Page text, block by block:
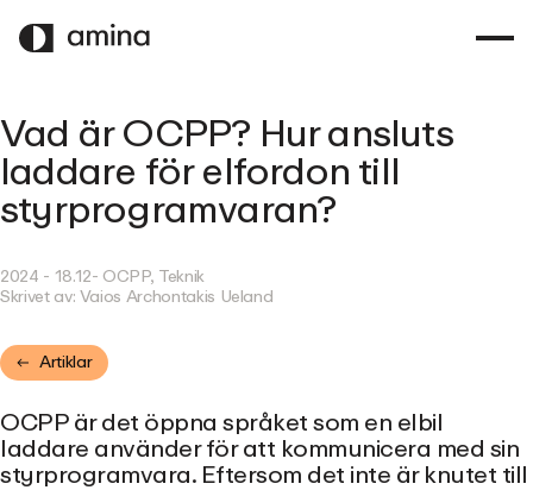
TILL
HUVUDINNEHÅLL
Vad är OCPP? Hur ansluts
laddare för elfordon till
styrprogramvaran?
2024 - 18.12- OCPP, Teknik
Skrivet av:Vaios Archontakis Ueland
Artiklar
OCPP är det öppna språket som en elbil
laddare använder för att kommunicera med sin
styrprogramvara. Eftersom det inte är knutet till